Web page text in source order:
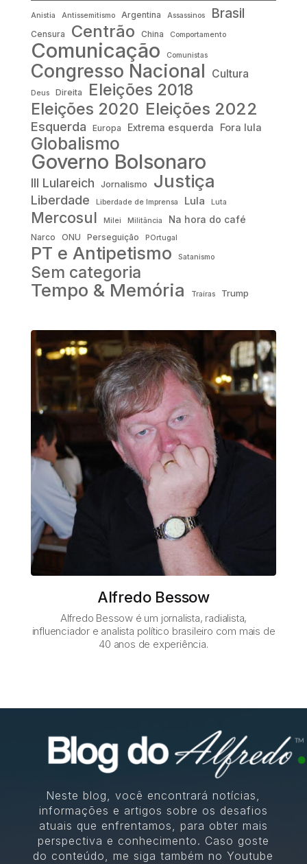
Alfredo Bessow
Alfredo Bessow é um jornalista, radialista,
influenciador e analista político brasileiro com mais de
40 anos de experiência.
Anistia Antissemitismo Argentina Assassinos Brasil
Censura Centrão China Comportamento
Comunicação Comunistas
Congresso Nacional Cultura
Deus Direita Eleições 2018
Eleições 2020 Eleições 2022
Esquerda Europa Extrema esquerda Fora lula
Globalismo
Governo Bolsonaro
III Lulareich Jornalismo Justiça
Liberdade Liberdade de Imprensa Lula Luta
Mercosul Milei Militância Na hora do café
Narco ONU Perseguição POrtugal
PT e Antipetismo Satanismo
Sem categoria
Tempo & Memória Traíras Trump
Neste blog, você encontrará notícias,
informações e artigos sobre os desafios
atuais que enfrentamos, para obter mais
perspectiva e conhecimento. Caso goste
do conteúdo, me siga também no Youtube